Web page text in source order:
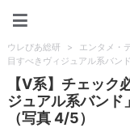
ウレぴあ総研 > エンタメ・
目すべきヴィジュアル系バン
【V系】チェッ
ジュアル系バンド
（写真 4/5）